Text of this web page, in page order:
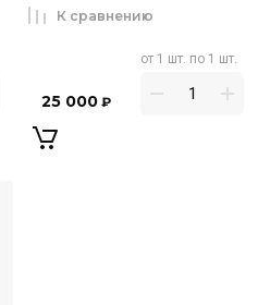
25 000 ₽
от 1 шт. по 1 шт.
К сравнению